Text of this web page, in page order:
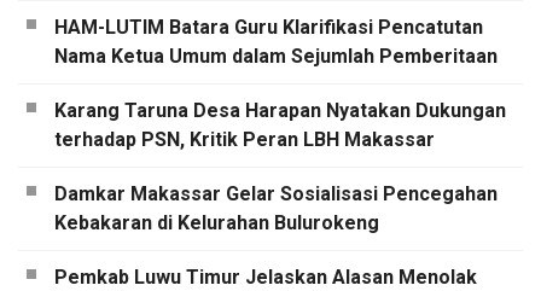
HAM-LUTIM Batara Guru Klarifikasi Pencatutan
Nama Ketua Umum dalam Sejumlah Pemberitaan
Karang Taruna Desa Harapan Nyatakan Dukungan
terhadap PSN, Kritik Peran LBH Makassar
Damkar Makassar Gelar Sosialisasi Pencegahan
Kebakaran di Kelurahan Bulurokeng
Pemkab Luwu Timur Jelaskan Alasan Menolak